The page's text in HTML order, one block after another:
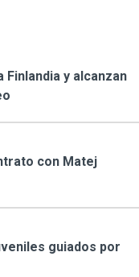
y alcanzan
con Matej
guiados por